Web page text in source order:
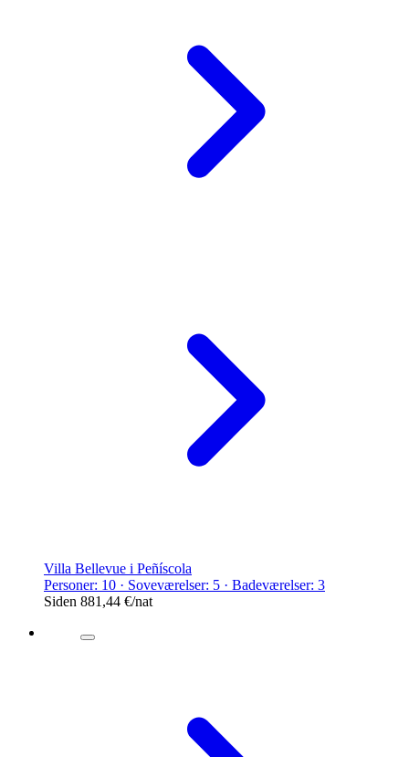
Villa Bellevue i Peñíscola
Personer: 10 · Soveværelser: 5 · Badeværelser: 3
Siden 881,44 €/nat